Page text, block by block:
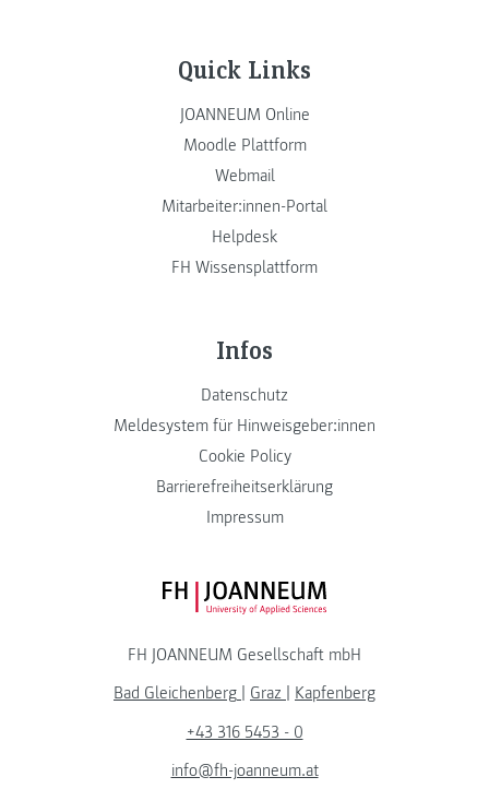
Quick Links
JOANNEUM Online
Moodle Plattform
Webmail
Mitarbeiter:innen-Portal
Helpdesk
FH Wissensplattform
Infos
Datenschutz
Meldesystem für Hinweisgeber:innen
Cookie Policy
Barrierefreiheitserklärung
Impressum
FH JOANNEUM Logo
FH JOANNEUM Gesellschaft mbH
Bad Gleichenberg
Graz
Kapfenberg
+43 316 5453 - 0
info@fh-joanneum.at